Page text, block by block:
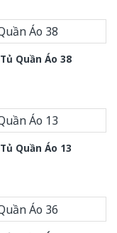
Tủ Quần Áo 38
Tủ Quần Áo 13